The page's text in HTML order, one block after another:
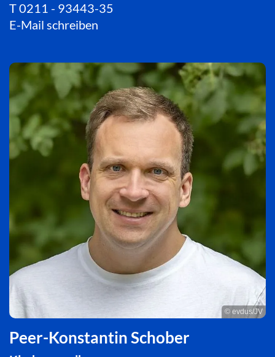
T0211 - 93443-35
E-Mail schreiben
© evdus/JV
Peer-Konstantin Schober